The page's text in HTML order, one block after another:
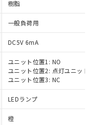
樹脂
一般負荷用
DC5V 6mA
ユニット位置1: NO
ユニット位置2: 点灯ユニット
ユニット位置3: NC
LEDランプ
橙